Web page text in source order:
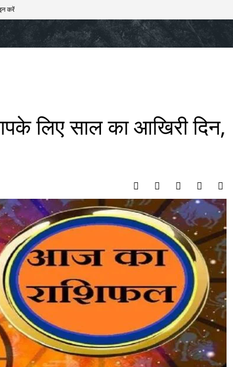
करें
खेल टेक – ऑटो राज्य मनोरंजन लाइफस्टाइल
लिए साल का आखिरी दिन,